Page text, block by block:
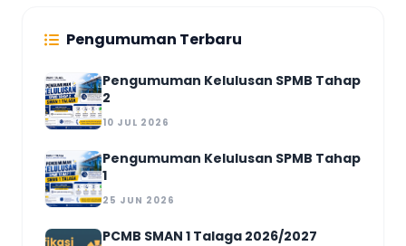
Pengumuman Terbaru
Pengumuman Kelulusan SPMB Tahap
2
10 JUL 2026
Pengumuman Kelulusan SPMB Tahap
1
25 JUN 2026
PCMB SMAN 1 Talaga 2026/2027